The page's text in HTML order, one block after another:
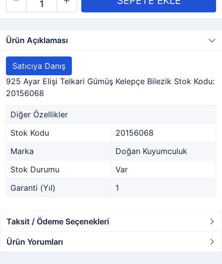
Ürün Açıklaması
Satıcıya Danış
925 Ayar Elişi Telkari Gümüş Kelepçe Bilezik Stok Kodu:
20156068
Diğer Özellikler
Stok Kodu
20156068
Marka
Doğan Kuyumculuk
Stok Durumu
Var
Garanti (Yıl)
1
Taksit / Ödeme Seçenekleri
Ürün Yorumları